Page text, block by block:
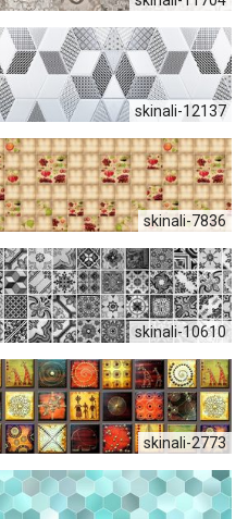
skinali-12137
skinali-7836
skinali-10610
skinali-2773